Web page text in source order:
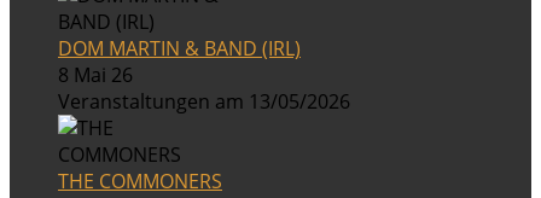
DOM MARTIN & BAND (IRL)
8 Mai 26
Veranstaltungen am 13/05/2026
THE COMMONERS